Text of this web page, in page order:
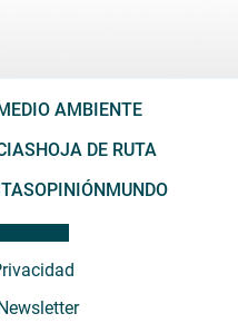
AMBIENTE
HOJA DE RUTA
OPINIÓNMUNDO